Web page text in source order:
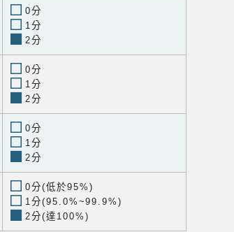
0分
1分
2分
0分
1分
2分
0分
1分
2分
0分(低於95%)
1分(95.0%~99.9%)
2分(達100%)